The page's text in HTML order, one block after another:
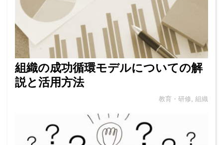
組織の成功循環モデルについての解
説と活用方法
教育・研修, 組織